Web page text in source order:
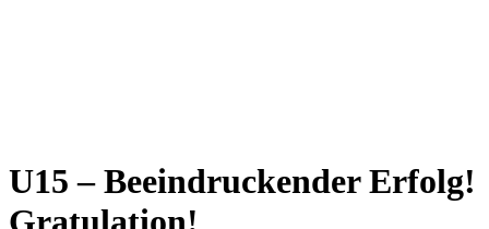
U15 – Beeindruckender Erfolg!